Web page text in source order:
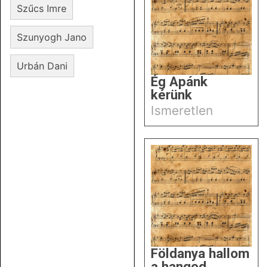
Szűcs Imre
Szunyogh Jano
Urbán Dani
Ég Apánk
kérünk
Ismeretlen
Földanya hallom